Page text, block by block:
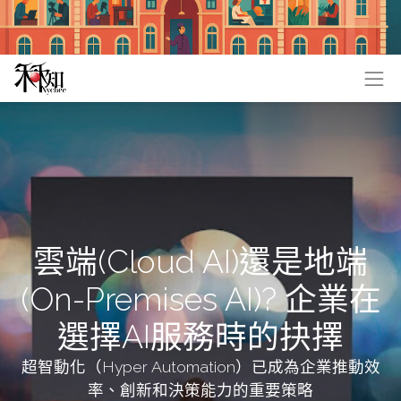
雲端(Cloud AI)還是地端
(On-Premises AI)? 企業在
選擇AI服務時的抉擇
超智動化（Hyper Automation）已成為企業推動效
率、創新和決策能力的重要策略